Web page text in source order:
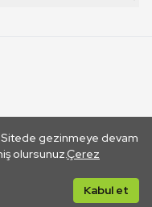
Sitede gezinmeye devam
olursunuz.Çerez
Kabul et
yoluyla gidilen dış